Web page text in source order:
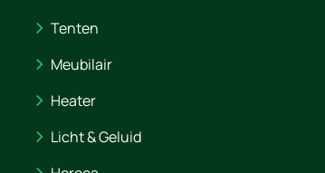
Tenten
Meubilair
Heater
Licht & Geluid